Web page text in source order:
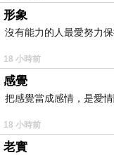
形象
沒有能力的人最愛努力保
18 小時前
感覺
把感覺當成感情，是愛情
18 小時前
老實